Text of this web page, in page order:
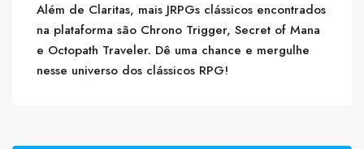
Além de Claritas, mais JRPGs clássicos encontrados
na plataforma são Chrono Trigger, Secret of Mana
e Octopath Traveler. Dê uma chance e mergulhe
nesse universo dos clássicos RPG!